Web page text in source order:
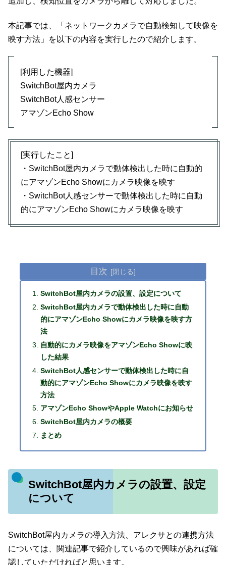
本記事では、「ネットワークカメラで自動検知して映像を
映す方法」を以下の内容を実行したので紹介します。
[利用した機器]
SwitchBot屋内カメラ
SwitchBot人感センサー
アマゾンEcho Show
[実行したこと]
・SwitchBot屋内カメラで動体検出した時に自動的
にアマゾンEcho Showにカメラ映像を映す
・SwitchBot人感センサーで動体検出した時に自動
的にアマゾンEcho Showにカメラ映像を映す
目次
SwitchBot屋内カメラの設置、設定について
SwitchBot屋内カメラで動体検出した時に自動
的にアマゾンEcho Showにカメラ映像を映す方
法
自動的にカメラ映像をアマゾンEcho Showに映
した結果
SwitchBot人感センサーで動体検出した時に自
動的にアマゾンEcho Showにカメラ映像を映す
方法
アマゾンEcho ShowやApple Watchにお知らせ
SwitchBot屋内カメラの概要
まとめ
SwitchBot屋内カメラの設置、設定
について
SwitchBot屋内カメラの導入方法、アレクサとの連携方法
については、関連記事で紹介しているので興味があれば確
認していただければと思います。